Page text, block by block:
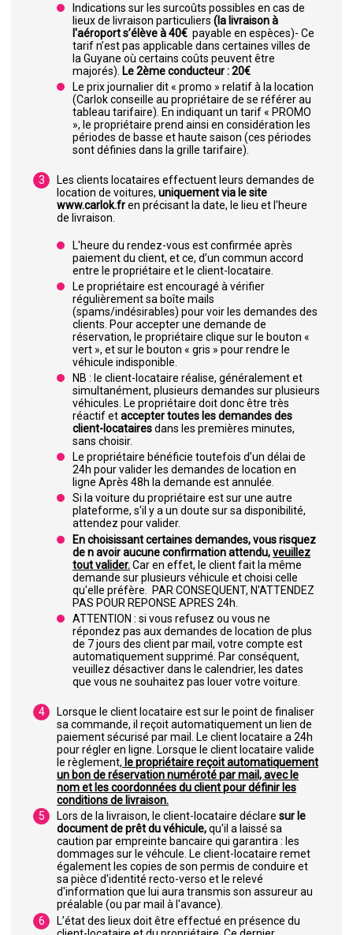
Indications sur les surcoûts possibles en cas de
lieux de livraison particuliers (la livraison à
l'aéroport s’élève à 40€ payable en espèces)- Ce
tarif n’est pas applicable dans certaines villes de
la Guyane où certains coûts peuvent être
majorés). Le 2ème conducteur : 20€
Le prix journalier dit « promo » relatif à la location
(Carlok conseille au propriétaire de se référer au
tableau tarifaire). En indiquant un tarif « PROMO
», le propriétaire prend ainsi en considération les
périodes de basse et haute saison (ces périodes
sont définies dans la grille tarifaire).
Les clients locataires effectuent leurs demandes de
location de voitures, uniquement via le site
www.carlok.fren précisant la date, le lieu et l'heure
de livraison.
L'heure du rendez-vous est confirmée après
paiement du client, et ce, d’un commun accord
entre le propriétaire et le client-locataire.
Le propriétaire est encouragé à vérifier
régulièrement sa boîte mails
(spams/indésirables) pour voir les demandes des
clients. Pour accepter une demande de
réservation, le propriétaire clique sur le bouton «
vert », et sur le bouton « gris » pour rendre le
véhicule indisponible.
NB : le client-locataire réalise, généralement et
simultanément, plusieurs demandes sur plusieurs
véhicules. Le propriétaire doit donc être très
réactif etaccepter toutes les demandes des
client-locatairesdans les premières minutes,
sans choisir.
Le propriétaire bénéficie toutefois d’un délai de
24h pour valider les demandes de location en
ligne Après 48h la demande est annulée.
Si la voiture du propriétaire est sur une autre
plateforme, s'il y a un doute sur sa disponibilité,
attendez pour valider.
En choisissant certaines demandes, vous risquez
de n avoir aucune confirmation attendu,veuillez
tout valider.Car en effet, le client fait la même
demande sur plusieurs véhicule et choisi celle
qu'elle préfère. PAR CONSEQUENT, N'ATTENDEZ
PAS POUR REPONSE APRES 24h.
ATTENTION : si vous refusez ou vous ne
répondez pas aux demandes de location de plus
de 7 jours des client par mail, votre compte est
automatiquement supprimé. Par conséquent,
veuillez désactiver dans le calendrier, les dates
que vous ne souhaitez pas louer votre voiture.
Lorsque le client locataire est sur le point de finaliser
sa commande, il reçoit automatiquement un lien de
paiement sécurisé par mail. Le client locataire a 24h
pour régler en ligne. Lorsque le client locataire valide
le règlement, le propriétaire reçoit automatiquement
un bon de réservation numéroté par mail, avec le
nom et les coordonnées du client pour définir les
conditions de livraison.
Lors de la livraison, le client-locataire déclare sur le
document de prêt du véhicule,qu'il a laissé sa
caution par empreinte bancaire qui garantira : les
dommages sur le véhcule. Le client-locataire remet
également les copies de son permis de conduire et
sa pièce d'identité recto-verso et le relevé
d'information que lui aura transmis son assureur au
préalable (ou par mail à l'avance).
L’état des lieux doit être effectué en présence du